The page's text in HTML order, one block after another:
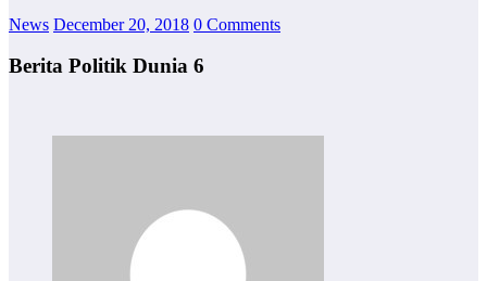
News December 20, 2018 0 Comments
Berita Politik Dunia 6